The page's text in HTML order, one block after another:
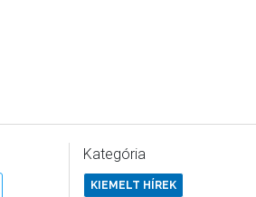
Kategória
KIEMELT HÍREK